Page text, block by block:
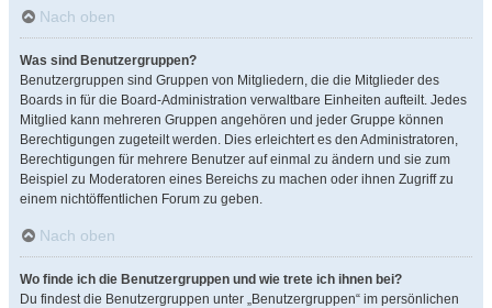
Nach oben
Was sind Benutzergruppen?
Benutzergruppen sind Gruppen von Mitgliedern, die die Mitglieder des
Boards in für die Board-Administration verwaltbare Einheiten aufteilt. Jedes
Mitglied kann mehreren Gruppen angehören und jeder Gruppe können
Berechtigungen zugeteilt werden. Dies erleichtert es den Administratoren,
Berechtigungen für mehrere Benutzer auf einmal zu ändern und sie zum
Beispiel zu Moderatoren eines Bereichs zu machen oder ihnen Zugriff zu
einem nichtöffentlichen Forum zu geben.
Nach oben
Wo finde ich die Benutzergruppen und wie trete ich ihnen bei?
Du findest die Benutzergruppen unter „Benutzergruppen“ im persönlichen